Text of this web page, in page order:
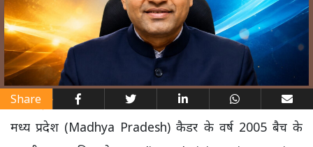
Share
मध्य प्रदेश (Madhya Pradesh) कैडर के वर्ष 2005 बैच के